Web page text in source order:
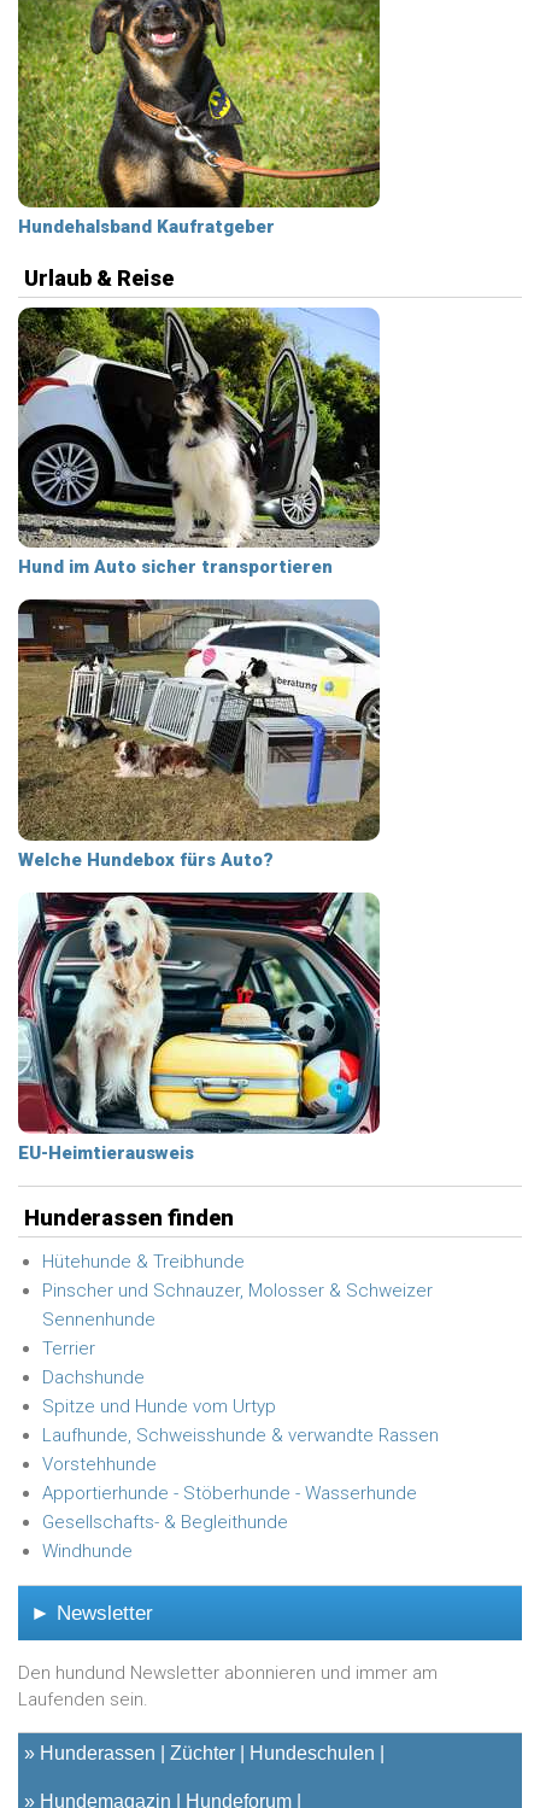
Hundehalsband Kaufratgeber
Urlaub & Reise
Hund im Auto sicher transportieren
Welche Hundebox fürs Auto?
EU-Heimtierausweis
Hunderassen finden
Hütehunde & Treibhunde
Pinscher und Schnauzer, Molosser & Schweizer
Sennenhunde
Terrier
Dachshunde
Spitze und Hunde vom Urtyp
Laufhunde, Schweisshunde & verwandte Rassen
Vorstehhunde
Apportierhunde - Stöberhunde - Wasserhunde
Gesellschafts- & Begleithunde
Windhunde
► Newsletter
Den hundund Newsletter abonnieren und immer am
Laufenden sein.
» Hunderassen Züchter Hundeschulen
» Hundemagazin Hundeforum